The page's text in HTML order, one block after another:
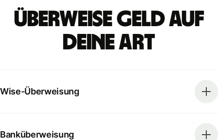
Überweise Geld auf
deine Art
Wise-Überweisung
Banküberweisung